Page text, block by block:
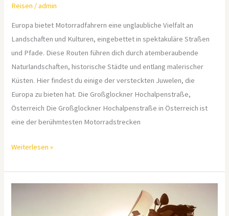
Reisen /admin
Europa bietet Motorradfahrern eine unglaubliche Vielfalt an
Landschaften und Kulturen, eingebettet in spektakuläre Straßen
und Pfade. Diese Routen führen dich durch atemberaubende
Naturlandschaften, historische Städte und entlang malerischer
Küsten. Hier findest du einige der versteckten Juwelen, die
Europa zu bieten hat. Die Großglockner Hochalpenstraße,
Österreich Die Großglockner Hochalpenstraße in Österreich ist
eine der berühmtesten Motorradstrecken
Weiterlesen »